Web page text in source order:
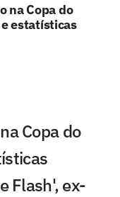
na Copa do
estatísticas
Copa do
Flash', ex-